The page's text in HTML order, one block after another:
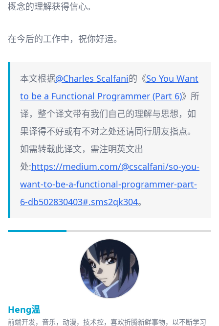
概念的理解获得信心。
在今后的工作中，祝你好运。
本文根据@Charles Scalfani的《So You Want
to be a Functional Programmer (Part 6)》所
译，整个译文带有我们自己的理解与思想，如
果译得不好或有不对之处还请同行朋友指点。
如需转载此译文，需注明英文出
处:https://medium.com/@cscalfani/so-you-
want-to-be-a-functional-programmer-part-
6-db502830403#.sms2qk304。
Heng温
前端开发，音乐，动漫，技术控，喜欢折腾新鲜事物，以不断学习